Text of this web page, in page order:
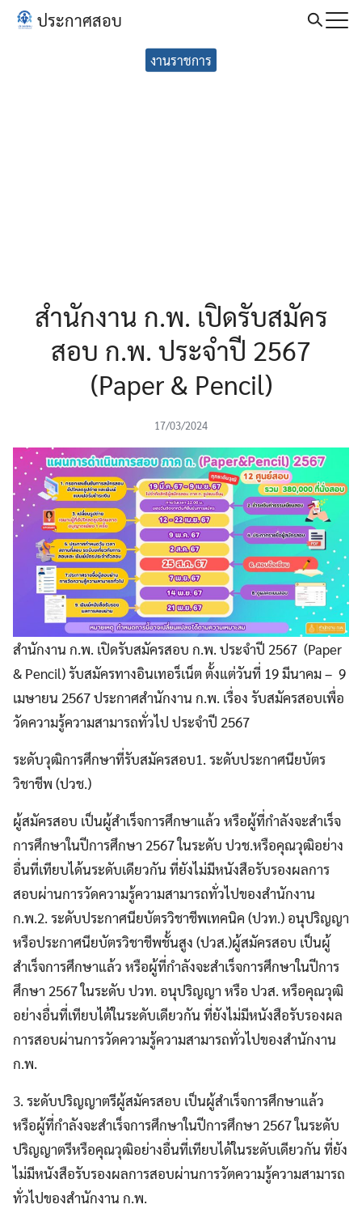
Skip
ประกาศสอบ
งานราชการ
สำนักงาน ก.พ. เปิดรับสมัคร
สอบ ก.พ. ประจำปี 2567
(Paper & Pencil)
17/03/2024
สำนักงาน ก.พ. เปิดรับสมัครสอบ ก.พ. ประจำปี 2567 (Paper
& Pencil) รับสมัครทางอินเทอร็เน็ต ตั้งแต่วันที่ 19 มีนาคม – 9
เมษายน 2567 ประกาศสำนักงาน ก.พ. เรื่อง รับสมัครสอบเพื่อ
วัดความรู้ความสามารถทั่วไป ประจำปี 2567
ระดับวุฒิการศึกษาที่รับสมัครสอบ1. ระดับประกาศนียบัตร
วิชาชีพ (ปวช.)
ผู้สมัครสอบ เป็นผู้สำเร็จการศึกษาแล้ว หรือผู้ที่กำลังจะสำเร็จ
การศึกษาในปีการศึกษา 2567 ในระดับ ปวช.หรือคุณวุฒิอย่าง
อื่นที่เทียบได้นระดับเดียวกัน ที่ยังไม่มีหนังสือรับรองผลการ
สอบผ่านการวัดความรู้ความสามารถทั่วไปของสำนักงาน
ก.พ.2. ระดับประกาศนียบัตรวิชาชีพเทคนิค (ปวท.) อนุปริญญา
หรือประกาศนียบัตรวิชาชีพชั้นสูง (ปวส.)ผู้สมัครสอบ เป็นผู้
สำเร็จการศึกษาแล้ว หรือผู้ที่กำลังจะสำเร็จการศึกษาในปีการ
ศึกษา 2567 ในระดับ ปวท. อนุปริญญา หรือ ปวส. หรือคุณวุฒิ
อย่างอื่นที่เทียบไต้ในระดับเดียวกัน ที่ยังไม่มีหนังสือรับรองผล
การสอบผ่านการวัดความรู้ความสามารถทั่วไปของสำนักงาน
ก.พ.
3. ระดับปริญญาตรีผู้สมัครสอบ เป็นผู้สำเร็จการศึกษาแล้ว
หรือผู้ที่กำลังจะสำเร็จการศึกษาในปีการศึกษา 2567 ในระดับ
ปริญญาตรีหรือคุณวุฒิอย่างอื่นที่เทียบได้ในระดับเดียวกัน ที่ยัง
ไม่มีหนังสือรับรองผลการสอบผ่านการวัตความรู้ความสามารถ
ทั่วไปของสำนักงาน ก.พ.